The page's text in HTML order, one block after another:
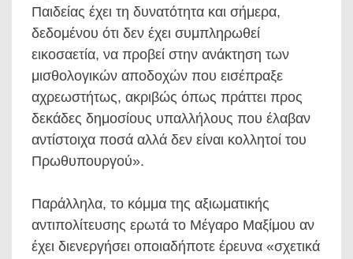
Παιδείας έχει τη δυνατότητα και σήμερα,
δεδομένου ότι δεν έχει συμπληρωθεί
εικοσαετία, να προβεί στην ανάκτηση των
μισθολογικών αποδοχών που εισέπραξε
αχρεωστήτως, ακριβώς όπως πράττει προς
δεκάδες δημοσίους υπαλλήλους που έλαβαν
αντίστοιχα ποσά αλλά δεν είναι κολλητοί του
Πρωθυπουργού».
Παράλληλα, το κόμμα της αξιωματικής
αντιπολίτευσης ερωτά το Μέγαρο Μαξίμου αν
έχει διενεργήσει οποιαδήποτε έρευνα «σχετικά